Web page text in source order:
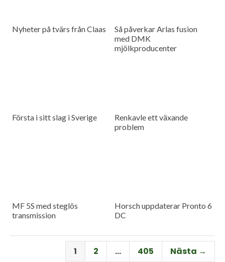
Nyheter på tvärs från Claas
Så påverkar Arlas fusion
med DMK
mjölkproducenter
Första i sitt slag i Sverige
Renkavle ett växande
problem
MF 5S med steglös
transmission
Horsch uppdaterar Pronto 6
DC
1 2 … 405 Nästa →